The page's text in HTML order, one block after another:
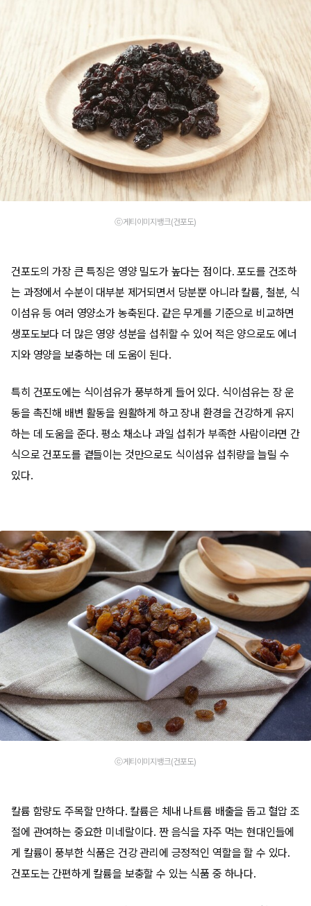
ⓒ게티이미지뱅크(건포도)
건포도의 가장 큰 특징은 영양 밀도가 높다는 점이다. 포도를 건조하
는 과정에서 수분이 대부분 제거되면서 당분뿐 아니라 칼륨, 철분, 식
이섬유 등 여러 영양소가 농축된다. 같은 무게를 기준으로 비교하면
생포도보다 더 많은 영양 성분을 섭취할 수 있어 적은 양으로도 에너
지와 영양을 보충하는 데 도움이 된다.
특히 건포도에는 식이섬유가 풍부하게 들어 있다. 식이섬유는 장 운
동을 촉진해 배변 활동을 원활하게 하고 장내 환경을 건강하게 유지
하는 데 도움을 준다. 평소 채소나 과일 섭취가 부족한 사람이라면 간
식으로 건포도를 곁들이는 것만으로도 식이섬유 섭취량을 늘릴 수
있다.
ⓒ게티이미지뱅크(건포도)
칼륨 함량도 주목할 만하다. 칼륨은 체내 나트륨 배출을 돕고 혈압 조
절에 관여하는 중요한 미네랄이다. 짠 음식을 자주 먹는 현대인들에
게 칼륨이 풍부한 식품은 건강 관리에 긍정적인 역할을 할 수 있다.
건포도는 간편하게 칼륨을 보충할 수 있는 식품 중 하나다.